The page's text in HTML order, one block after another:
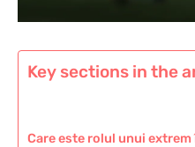
Key sections in the
Care este rolul unui